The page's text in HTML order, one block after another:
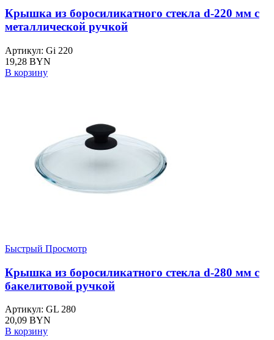
Крышка из боросиликатного стекла d-220 мм с
металлической ручкой
Артикул: Gi 220
19,28 BYN
В корзину
Быстрый Просмотр
Крышка из боросиликатного стекла d-280 мм с
бакелитовой ручкой
Артикул: GL 280
20,09 BYN
В корзину